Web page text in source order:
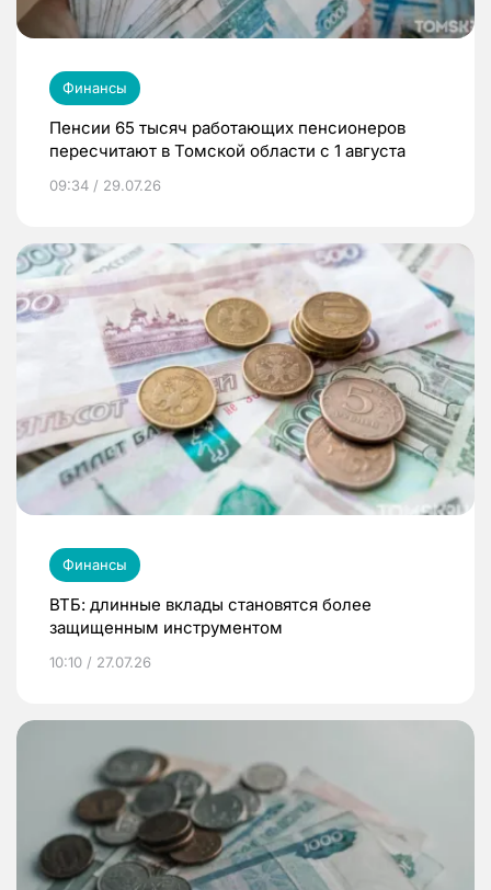
Финансы
Пенсии 65 тысяч работающих пенсионеров
пересчитают в Томской области с 1 августа
09:34 / 29.07.26
Финансы
ВТБ: длинные вклады становятся более
защищенным инструментом
10:10 / 27.07.26